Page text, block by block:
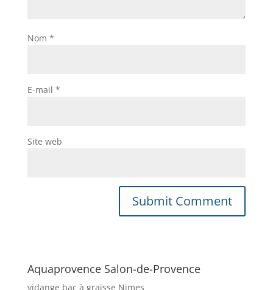
Nom *
E-mail *
Site web
Aquaprovence Salon-de-Provence
vidange bac à graisse Nimes